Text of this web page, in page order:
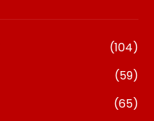
(104)
(59)
(65)